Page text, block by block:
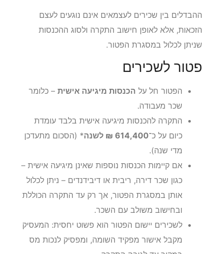
ההבדלים בין שכירים לעצמאים אינם נוגעים לעצם
הזכאות, אלא לאופן חישוב התקרה ולסוג ההכנסות
שניתן לכלול במסגרת הפטור.
פטור לשכירים
הפטור חל על הכנסות מיגיעה אישית – כלומר
שכר מעבודה.
התקרה להכנסות מיגיעה אישית בלבד עומדת
כיום על כ־614,400 ₪ לשנה
* (הסכום מתעדכן
מדי שנה).
אם קיימות הכנסות נוספות שאינן מיגיעה אישית –
כגון שכר דירה, ריבית או דיבידנדים – ניתן לכלול
אותן במסגרת הפטור, אך רק עד התקרה הכוללת
ובחישוב משולב עם השכר.
לשכירים יישום הפטור הוא פשוט יחסית: המעסיק
מקבל אישור מפקיד השומה, ומפסיק לנכות מס